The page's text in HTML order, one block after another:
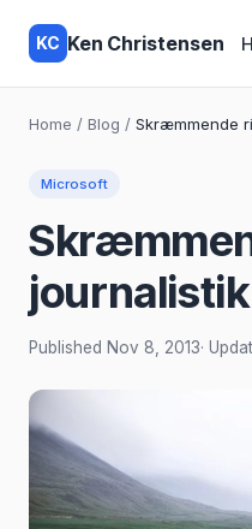
KC Ken Christensen
Home / Blog / Skræmmende
Microsoft
Published Nov 8, 2013·